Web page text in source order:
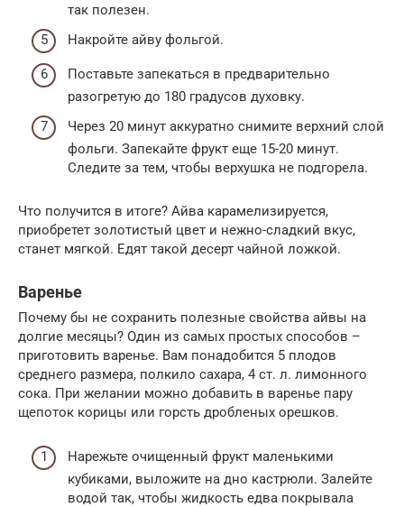
так полезен.
Накройте айву фольгой.
Поставьте запекаться в предварительно
разогретую до 180 градусов духовку.
Через 20 минут аккуратно снимите верхний слой
фольги. Запекайте фрукт еще 15-20 минут.
Следите за тем, чтобы верхушка не подгорела.
Что получится в итоге? Айва карамелизируется,
приобретет золотистый цвет и нежно-сладкий вкус,
станет мягкой. Едят такой десерт чайной ложкой.
Варенье
Почему бы не сохранить полезные свойства айвы на
долгие месяцы? Один из самых простых способов –
приготовить варенье. Вам понадобится 5 плодов
среднего размера, полкило сахара, 4 ст. л. лимонного
сока. При желании можно добавить в варенье пару
щепоток корицы или горсть дробленых орешков.
Нарежьте очищенный фрукт маленькими
кубиками, выложите на дно кастрюли. Залейте
водой так, чтобы жидкость едва покрывала